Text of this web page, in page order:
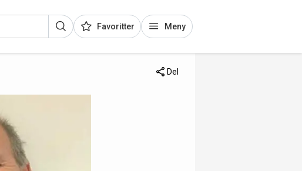
Favoritter Meny
Del